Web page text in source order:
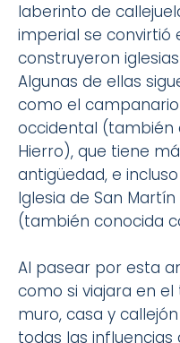
laberinto de
imperial se convirtió
construyeron
Algunas de ellas
como el
occidental (también
Hierro), que tiene
antigüedad, e
Iglesia de San
(también conocida
Al pasear por esta
como si viajara en
muro, casa y
todas las